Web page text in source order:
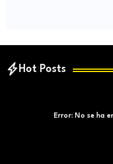
Hot Posts
Error:No se ha